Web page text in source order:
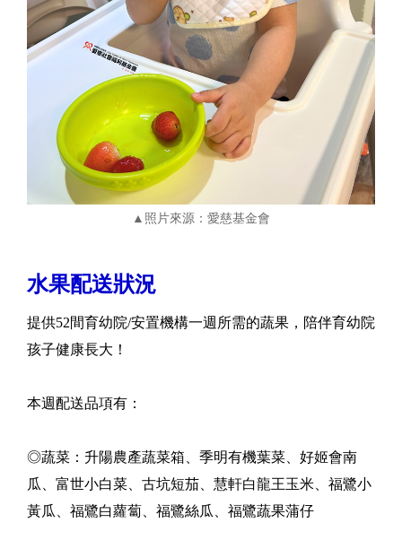
▲照片來源：愛慈基金會
水果配送狀況
提供52間育幼院/安置機構一週所需的蔬果，陪伴育幼院
孩子健康長大！
本週配送品項有：
◎蔬菜：升陽農產蔬菜箱、季明有機葉菜、好姬會南
瓜、富世小白菜、古坑短茄、慧軒白龍王玉米、福鷺小
黃瓜、福鷺白蘿蔔、福鷺絲瓜、福鷺蔬果蒲仔